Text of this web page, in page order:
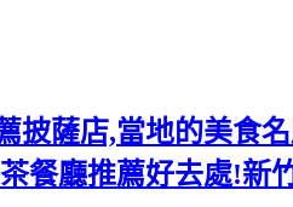
披薩店,當地的美食
餐廳推薦好去處!新